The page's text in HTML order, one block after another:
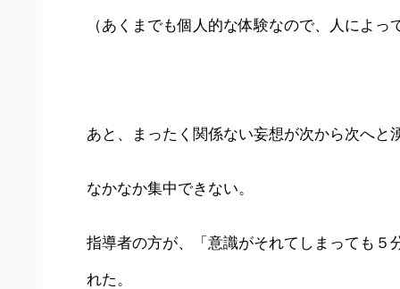
（あくまでも個人的な体験なので、人によっ
あと、まったく関係ない妄想が次から次へと
なかなか集中できない。
指導者の方が、「意識がそれてしまっても５
れた。